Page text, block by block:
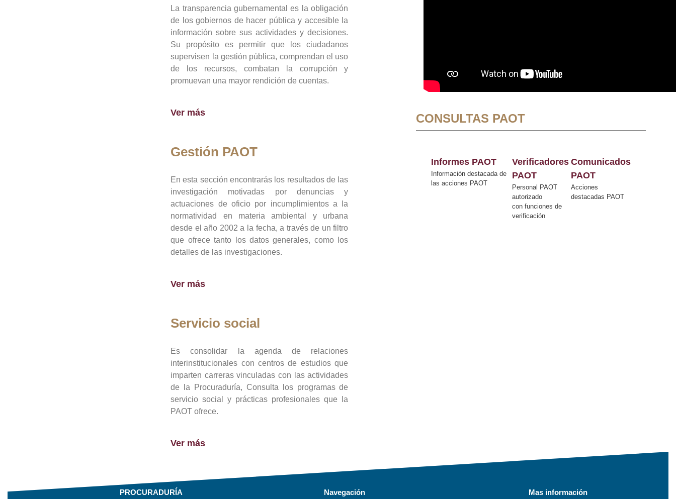
La transparencia gubernamental es la obligación
de los gobiernos de hacer pública y accesible la
información sobre sus actividades y decisiones.
Su propósito es permitir que los ciudadanos
supervisen la gestión pública, comprendan el uso
de los recursos, combatan la corrupción y
promuevan una mayor rendición de cuentas.
Ver más
Gestión PAOT
En esta sección encontrarás los resultados de las
investigación motivadas por denuncias y
actuaciones de oficio por incumplimientos a la
normatividad en materia ambiental y urbana
desde el año 2002 a la fecha, a través de un filtro
que ofrece tanto los datos generales, como los
detalles de las investigaciones.
Ver más
Servicio social
Es consolidar la agenda de relaciones
interinstitucionales con centros de estudios que
imparten carreras vinculadas con las actividades
de la Procuraduría, Consulta los programas de
servicio social y prácticas profesionales que la
PAOT ofrece.
Ver más
CONSULTAS PAOT
Informes PAOT
Información destacada de
las acciones PAOT
Verificadores
PAOT
Personal PAOT
autorizado
con funciones de
verificación
Comunicados
PAOT
Acciones
destacadas PAOT
PROCURADURÍA Navegación Mas información